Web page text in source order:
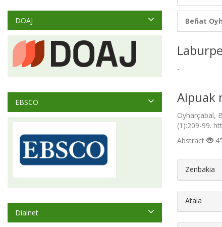
Beñat
-
Aipuak
Oyharçabal,
(1):209-99.
Abstract
Zenbakia
Atala
DOAJ
EBSCO
Dialnet